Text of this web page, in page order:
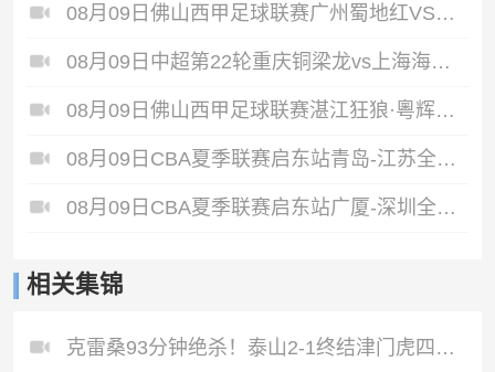
08月09日佛山西甲足球联赛广州蜀地红VS广东客家青年全场录像
08月09日中超第22轮重庆铜梁龙vs上海海港全场录像
08月09日佛山西甲足球联赛湛江狂狼·粵辉能源VS三七互娱全场录像
08月09日CBA夏季联赛启东站青岛-江苏全场录像
08月09日CBA夏季联赛启东站广厦-深圳全场录像
相关集锦
克雷桑93分钟绝杀！泰山2-1终结津门虎四连胜，刘洋、哈达斯破门